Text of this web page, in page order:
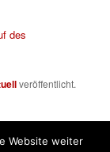
des
veröffentlicht.
Website weiter